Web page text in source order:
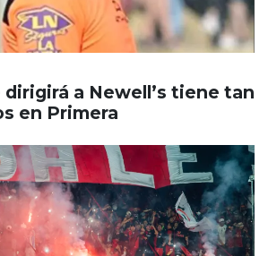
dirigirá a Newell’s tiene tan
en Primera